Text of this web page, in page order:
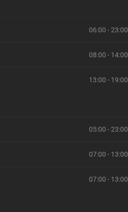
06:00 - 23:00
08:00 - 14:00
13:00 - 19:00
05:00 - 23:00
07:00 - 13:00
07:00 - 13:00